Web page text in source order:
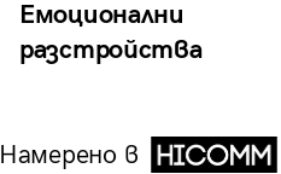
Емоционални
разстройства
Намерено в